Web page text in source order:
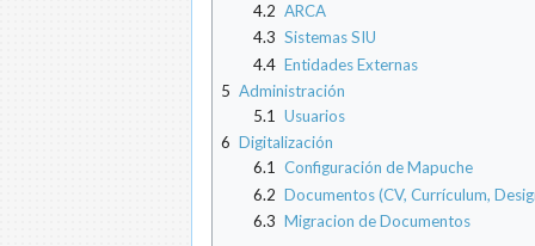
4.2 ARCA
4.3 Sistemas SIU
4.4 Entidades Externas
5 Administración
5.1
Usuarios
6 Digitalización
6.1 Configuración de Mapuche
6.2 Documentos (CV, Currículum,
6.3 Migracion de Documentos